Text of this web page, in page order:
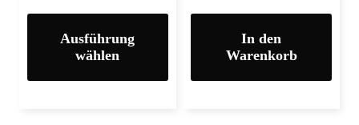
Ausführung
wählen
In den
Warenkorb